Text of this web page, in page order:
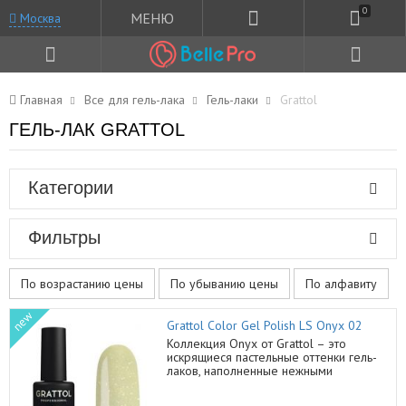
Москва МЕНЮ 0
Главная Все для гель-лака Гель-лаки Grattol
ГЕЛЬ-ЛАК GRATTOL
Категории
Фильтры
По возрастанию цены По убыванию цены По алфавиту
new
Grattol Color Gel Polish LS Onyx 02
Коллекция Onyx от Grattol – это
искрящиеся пастельные оттенки гель-
лаков, наполненные нежными